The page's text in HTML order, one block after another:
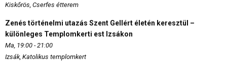
Kiskőrös, Cserfes étterem
Zenés történelmi utazás Szent Gellért életén keresztül –
különleges Templomkerti est Izsákon
Ma, 19:00 - 21:00
Izsák, Katolikus templomkert